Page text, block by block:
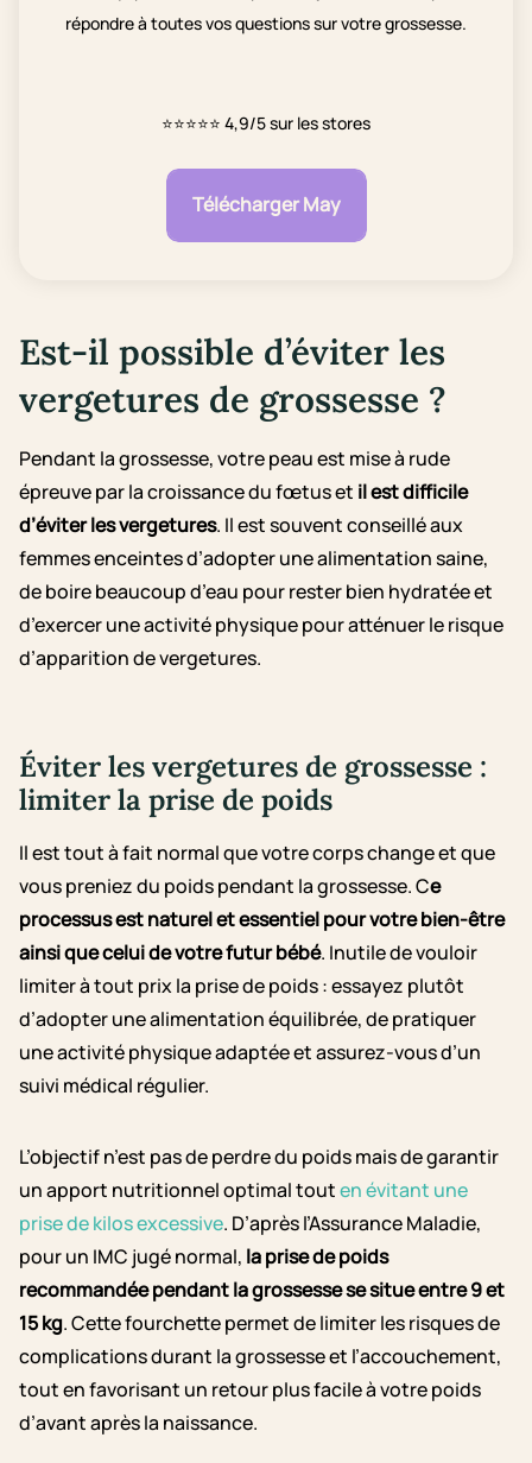
répondre à toutes vos questions sur votre grossesse.
⭐⭐⭐⭐⭐ 4,9/5 sur les stores
Télécharger May
Est-il possible d’éviter les
vergetures de grossesse ?
Pendant la grossesse, votre peau est mise à rude
épreuve par la croissance du fœtus et il est difficile
d’éviter les vergetures. Il est souvent conseillé aux
femmes enceintes d’adopter une alimentation saine,
de boire beaucoup d’eau pour rester bien hydratée et
d’exercer une activité physique pour atténuer le risque
d’apparition de vergetures.
Éviter les vergetures de grossesse :
limiter la prise de poids
Il est tout à fait normal que votre corps change et que
vous preniez du poids pendant la grossesse. Ce
processus est naturel et essentiel pour votre bien-être
ainsi que celui de votre futur bébé. Inutile de vouloir
limiter à tout prix la prise de poids : essayez plutôt
d’adopter une alimentation équilibrée, de pratiquer
une activité physique adaptée et assurez-vous d’un
suivi médical régulier.
L’objectif n’est pas de perdre du poids mais de garantir
un apport nutritionnel optimal touten évitant une
prise de kilos excessive. D’après l’Assurance Maladie,
pour un IMC jugé normal, la prise de poids
recommandée pendant la grossesse se situe entre 9 et
15 kg. Cette fourchette permet de limiter les risques de
complications durant la grossesse et l’accouchement,
tout en favorisant un retour plus facile à votre poids
d’avant après la naissance.